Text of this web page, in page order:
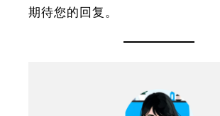
期待您的回复。